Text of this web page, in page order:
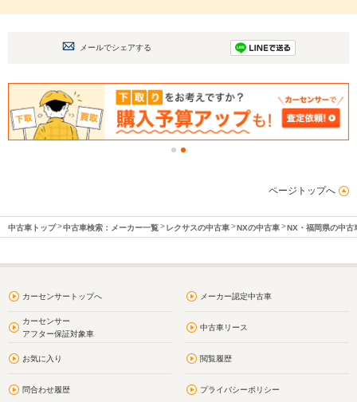
メールでシェアする
ページトップへ
中古車トップ 中古車検索：メーカー一覧 レクサスの中古車 NXの中古車 NX・福岡県の中古
カーセンサートップへ メーカー認定中古車
カーセンサー
アフター保証対象車
中古車リース
お気に入り 閲覧履歴
問合わせ履歴 プライバシーポリシー